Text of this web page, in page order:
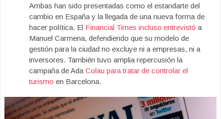
Ambas han sido presentadas como el estandarte del
cambio en España y la llegada de una nueva forma de
hacer política. El Financial Times incluso entrevistó a
Manuel Carmena, defendiendo que su modelo de
gestión para la ciudad no excluye ni a empresas, ni a
inversores. También tuvo amplia repercusión la
campaña de Ada Colau para tratar de controlar el
turismo en Barcelona.